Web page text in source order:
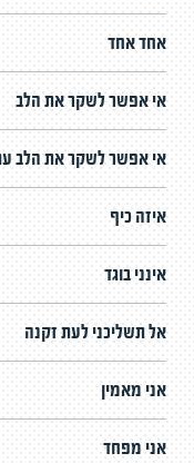
אחד אחד
אי אפשר לשקר את הלב
אי אפשר לשקר את הלב
איזה כיף
אינני בוגד
אל תשליכני לעת זקנה
אני מאמין
אני מפחד